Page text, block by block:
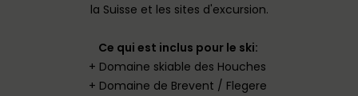
la Suisse et les sites d'excursion.
Ce qui est inclus pour le ski:
+ Domaine skiable des Houches
+ Domaine de Brevent / Flegere